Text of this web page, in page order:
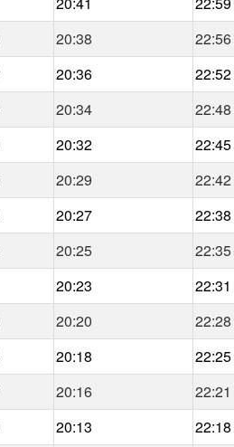
20:38
22:56
20:36
22:52
20:34
22:48
20:32
22:45
20:29
22:42
20:27
22:38
20:25
22:35
20:23
22:31
20:20
22:28
20:18
22:25
20:16
22:21
20:13
22:18